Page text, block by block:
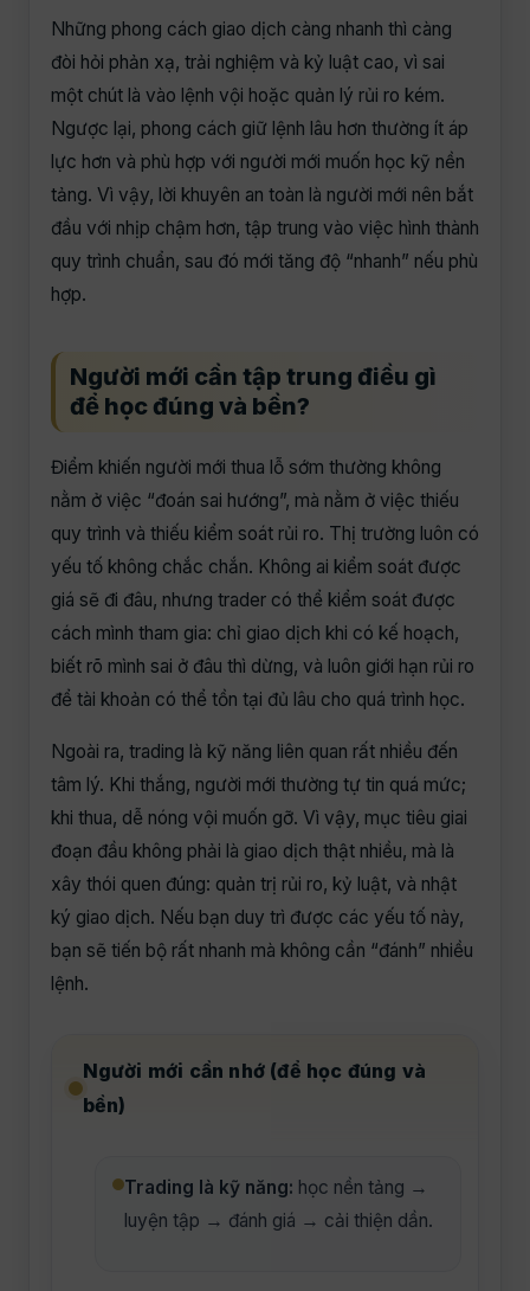
Những phong cách giao dịch càng nhanh thì càng
đòi hỏi phản xạ, trải nghiệm và kỷ luật cao, vì sai
một chút là vào lệnh vội hoặc quản lý rủi ro kém.
Ngược lại, phong cách giữ lệnh lâu hơn thường ít áp
lực hơn và phù hợp với người mới muốn học kỹ nền
tảng. Vì vậy, lời khuyên an toàn là người mới nên bắt
đầu với nhịp chậm hơn, tập trung vào việc hình thành
quy trình chuẩn, sau đó mới tăng độ “nhanh” nếu phù
hợp.
Người mới cần tập trung điều gì
để học đúng và bền?
Điểm khiến người mới thua lỗ sớm thường không
nằm ở việc “đoán sai hướng”, mà nằm ở việc thiếu
quy trình và thiếu kiểm soát rủi ro. Thị trường luôn có
yếu tố không chắc chắn. Không ai kiểm soát được
giá sẽ đi đâu, nhưng trader có thể kiểm soát được
cách mình tham gia: chỉ giao dịch khi có kế hoạch,
biết rõ mình sai ở đâu thì dừng, và luôn giới hạn rủi ro
để tài khoản có thể tồn tại đủ lâu cho quá trình học.
Ngoài ra, trading là kỹ năng liên quan rất nhiều đến
tâm lý. Khi thắng, người mới thường tự tin quá mức;
khi thua, dễ nóng vội muốn gỡ. Vì vậy, mục tiêu giai
đoạn đầu không phải là giao dịch thật nhiều, mà là
xây thói quen đúng: quản trị rủi ro, kỷ luật, và nhật
ký giao dịch. Nếu bạn duy trì được các yếu tố này,
bạn sẽ tiến bộ rất nhanh mà không cần “đánh” nhiều
lệnh.
Người mới cần nhớ (để học đúng và
bền)
Trading là kỹ năng: học nền tảng →
luyện tập → đánh giá → cải thiện dần.